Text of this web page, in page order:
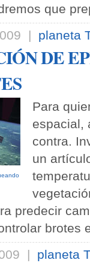
que
| planeta
DE
Para
espacial,
contra.
un
predecir
brotes
| planeta